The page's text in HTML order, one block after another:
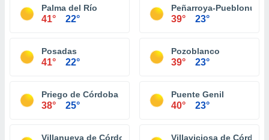
Palma del Río
41° 22°
Peñarroya-
39° 23°
Posadas
41° 22°
Pozoblanco
39° 23°
Priego de Córdoba
38° 25°
Puente Genil
40° 23°
Villanueva de Córdoba Villaviciosa de Córdoba